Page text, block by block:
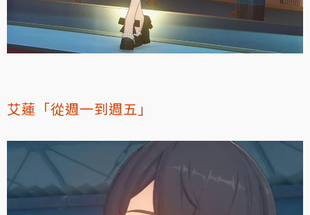
艾蓮「從週一到週五」